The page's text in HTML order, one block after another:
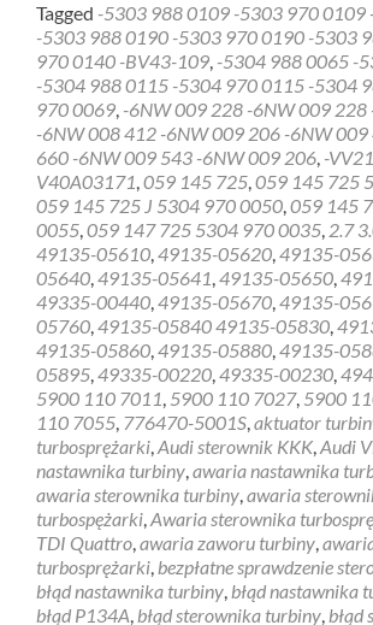
about
Uszkodzony
sterownik
turbosprężarki
G20
Tagged -5303 988 0109 -5303 970 0109
-5303 988 0190 -5303 970 0190 -5303
970 0140 -BV43-109, -5304 988 0065 -
-5304 988 0115 -5304 970 0115 -5304
970 0069, -6NW 009 228 -6NW 009
-6NW 008 412 -6NW 009 206 -6NW
660 -6NW 009 543 -6NW 009 206, -
V40A03171,059 145 725,059 145 725
059 145 725 J 5304 970 0050,059 145
0055,059 147 725 5304 970 0035, 2.7
49135-05610,49135-05620,49135-
05640,49135-05641,49135-05650,
49335-00440,49135-05670,49135-
05760,49135-05840 49135-05830,
49135-05860,49135-05880,49135-
05895,49335-00220,49335-00230,
5900 110 7011, 5900 110 7027, 5900
110 7055, 776470-5001S,aktuator
turbosprężarki,Audi sterownik KKK,Audi
nastawnika turbiny,awaria nastawnika
awaria sterownika turbiny,awaria
turbospężarki,Awaria sterownika
TDI Quattro,awaria zaworu turbiny,
turbosprężarki, bezpłatne sprawdzenie
błąd nastawnika turbiny, błąd nastawnika
błąd P134A, błąd sterownika turbiny, błąd